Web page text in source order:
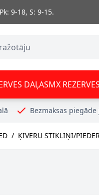
9-18, S: 9-15.
DAĻASMX
Bezmaksas
/ ĶIVERU STIKLIŅI/